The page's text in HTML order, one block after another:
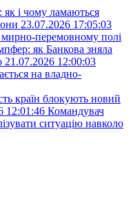
як і чому ламаються
23.07.2026 17:05:03
мирно-перемовному полі
як Банкова зняла
21.07.2026 12:00:03
на владно-
країн блокують новий
12:01:46 Командувач
ситуацію навколо